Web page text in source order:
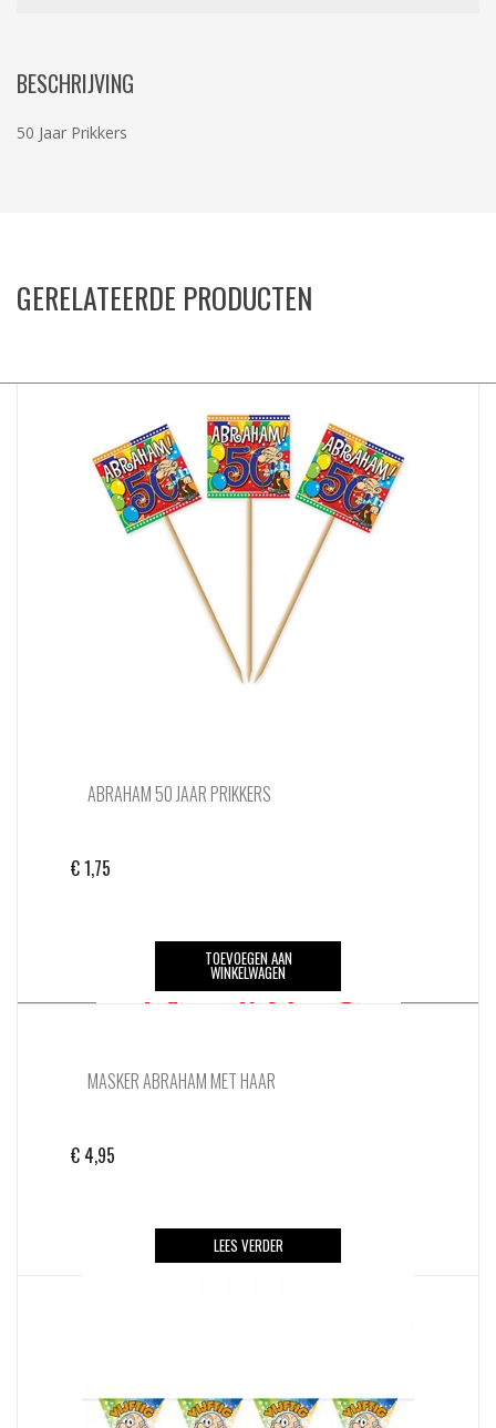
BESCHRIJVING
50 Jaar Prikkers
GERELATEERDE PRODUCTEN
ABRAHAM 50 JAAR PRIKKERS
€1,75
TOEVOEGEN AAN
WINKELWAGEN
MASKER ABRAHAM MET HAAR
€ 4,95
LEES VERDER